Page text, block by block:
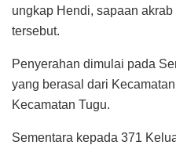
ungkap Hendi, sapaan
tersebut.
Penyerahan dimulai pada
yang berasal dari
Kecamatan Tugu.
Sementara kepada 371